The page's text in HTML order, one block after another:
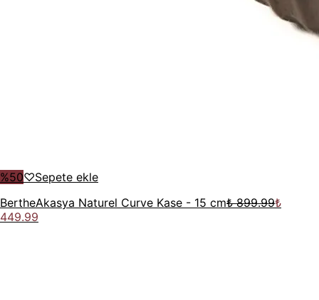
%50♡Sepete ekle
Berthe Akasya Naturel Curve Kase - 15 cm₺ 899.99₺
449.99